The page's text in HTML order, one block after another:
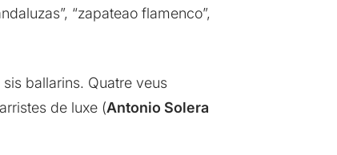
“zapateao flamenco”,
ballarins. Quatre veus
de luxe (Antonio Solera